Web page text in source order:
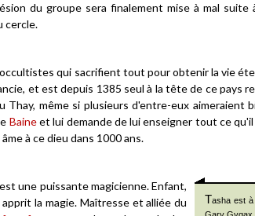
du groupe sera finalement mise à mal
cercle.
occultistes qui sacrifient tout pour obtenir la vie
et est depuis 1385 seul à la tête de ce pays
même si plusieurs d'entre-eux aimeraient
Baineet lui demande de lui enseigner tout ce
à ce dieu dans 1000 ans.
Tasha est
une puissante magicienne. Enfant,
la magie. Maîtresse et alliée du